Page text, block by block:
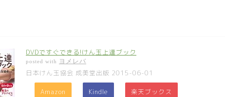
DVDですぐできる!けん玉上達ブック
posted with ヨメレバ
日本けん玉協会 成美堂出版 2015-06-01
Amazon Kindle 楽天ブックス